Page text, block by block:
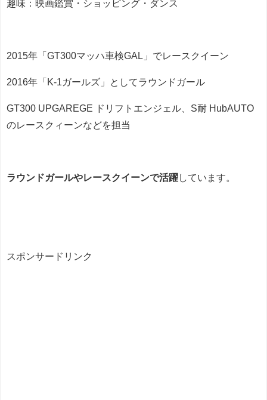
趣味：映画鑑賞・ショッピング・ダンス
2015年「GT300マッハ車検GAL」でレースクイーン
2016年「K-1ガールズ」としてラウンドガール
GT300 UPGAREGE ドリフトエンジェル、S耐 HubAUTO
のレースクィーンなどを担当
ラウンドガールやレースクイーンで活躍しています。
スポンサードリンク